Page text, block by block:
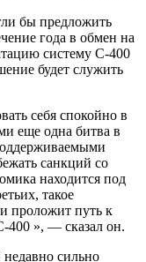
бы предложить
года в обмен на
систему С-400
будет служить
себя спокойно в
еще одна битва в
санкций со
находится под
такое
проложит путь к
400 », — сказал он.
сильно